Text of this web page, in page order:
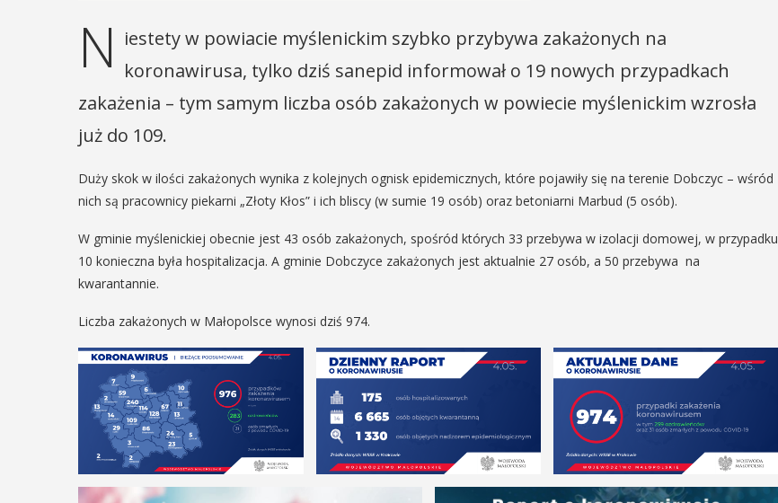
N iestety w powiacie myślenickim szybko przybywa zakażonych na
koronawirusa, tylko dziś sanepid informował o 19 nowych przypadkach
zakażenia – tym samym liczba osób zakażonych w powiecie myślenickim wzrosła
już do 109.
Duży skok w ilości zakażonych wynika z kolejnych ognisk epidemicznych, które pojawiły się na terenie Dobczyc – wśród
nich są pracownicy piekarni „Złoty Kłos” i ich bliscy (w sumie 19 osób) oraz betoniarni Marbud (5 osób).
W gminie myślenickiej obecnie jest 43 osób zakażonych, spośród których 33 przebywa w izolacji domowej, w przypadku
10 konieczna była hospitalizacja. A gminie Dobczyce zakażonych jest aktualnie 27 osób, a 50 przebywa na
kwarantannie.
Liczba zakażonych w Małopolsce wynosi dziś 974.